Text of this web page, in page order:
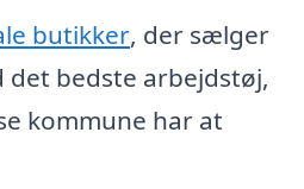
butikker, der sælger
bedste arbejdstøj,
kommune har at